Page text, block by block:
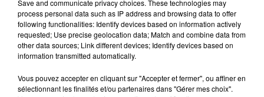
Les 22 bouteilles restantes seront désormais confiées à
l’université de Reims dans le cadre d’un projet de
recherche scientifique mené avec l’INRAE (Institut
national de recherche pour l’agriculture, l’alimentation
et l’environnement). L’objectif est d’analyser l’évolution
chimique et organoleptique de ce vin effervescent élevé
Save and communicate privacy choices. These technologies may
process personal data such as IP address and browsing data to offer
following functionalities: Identify devices based on information actively
requested; Use precise geolocation data; Match and combine data from
other data sources; Link different devices; Identify devices based on
information transmitted automatically.
Vous pouvez accepter en cliquant sur "Accepter et fermer", ou affiner en
sélectionnant les finalités et/ou partenaires dans "Gérer mes choix".